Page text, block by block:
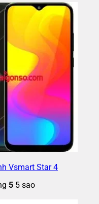
Vsmart Star 4
5 5 sao